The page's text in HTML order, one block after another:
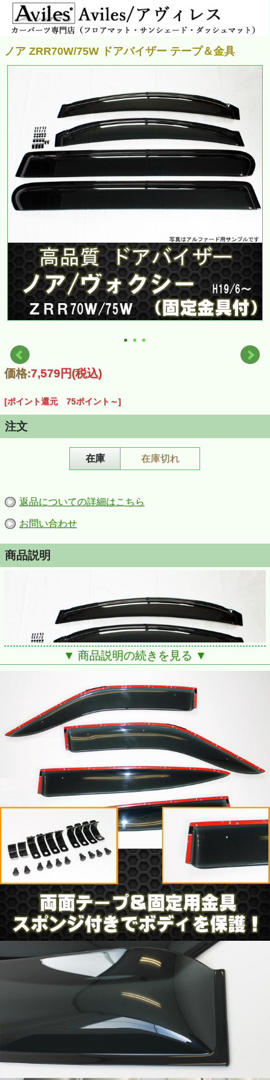
ノア ZRR70W/75W ドアバイザー テープ＆金具
価格:7,579円(税込)
[ポイント還元 75ポイント～]
注文
在庫 在庫切れ
返品についての詳細はこちら
お問い合わせ
商品説明
適合車種：ノア/ヴォクシー ＶＯＸＹ
■型式：DBA-ZRR70W/75W
■平成１９年６月から
■ワイドタイプ
■4ピース 1台分
裏面両面テープ付き＆固定金具セットでしっかり固定
色・ツヤともに高級感のある高品質ドアバイザーです。
■新品未使用品
▼ 商品説明の続きを見る ▼